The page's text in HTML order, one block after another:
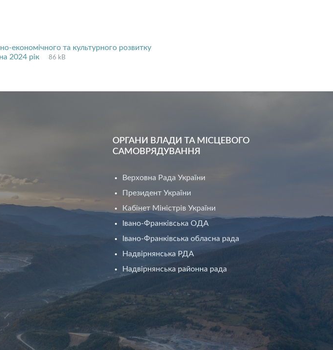
економічного та культурного розвитку
2024 рік
File
pdf
File
86 kB
ОРГАНИ ВЛАДИ ТА МІСЦЕВОГО
САМОВРЯДУВАННЯ
Верховна Рада України
Президент України
Кабінет Міністрів України
Івано-Франківська ОДА
Івано-Франківська обласна рада
Надвірнянська РДА
Надвірнянська районна рада